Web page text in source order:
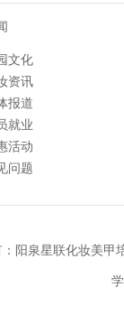
文化
资讯
报道
就业
活动
问题
阳泉星联化妆美甲